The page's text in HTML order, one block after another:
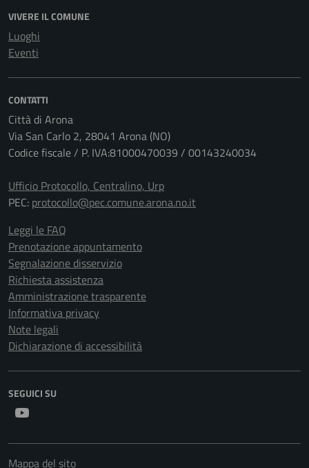
VIVERE IL COMUNE
Luoghi
Eventi
CONTATTI
Città di Arona
Via San Carlo 2, 28041 Arona (NO)
Codice fiscale / P. IVA:81000470039 / 00143240034
Ufficio Protocollo, Centralino, Urp
PEC: protocollo@pec.comune.arona.no.it
Leggi le FAQ
Prenotazione appuntamento
Segnalazione disservizio
Richiesta assistenza
Amministrazione trasparente
Informativa privacy
Note legali
Dichiarazione di accessibilità
SEGUICI SU
Mappa del sito